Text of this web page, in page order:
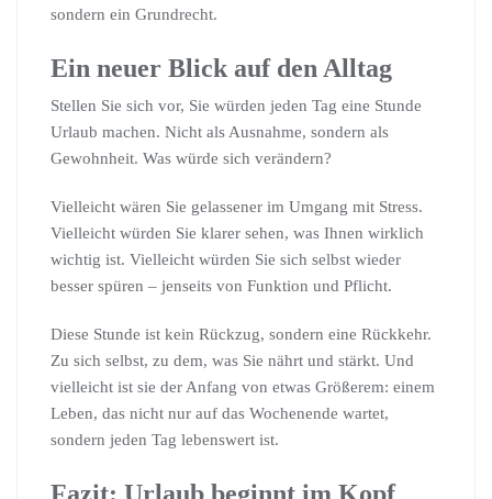
sondern ein Grundrecht.
Ein neuer Blick auf den Alltag
Stellen Sie sich vor, Sie würden jeden Tag eine Stunde
Urlaub machen. Nicht als Ausnahme, sondern als
Gewohnheit. Was würde sich verändern?
Vielleicht wären Sie gelassener im Umgang mit Stress.
Vielleicht würden Sie klarer sehen, was Ihnen wirklich
wichtig ist. Vielleicht würden Sie sich selbst wieder
besser spüren – jenseits von Funktion und Pflicht.
Diese Stunde ist kein Rückzug, sondern eine Rückkehr.
Zu sich selbst, zu dem, was Sie nährt und stärkt. Und
vielleicht ist sie der Anfang von etwas Größerem: einem
Leben, das nicht nur auf das Wochenende wartet,
sondern jeden Tag lebenswert ist.